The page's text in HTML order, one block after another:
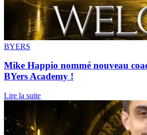
BYERS
Mike Happio nommé nouveau
BYers Academy !
Lire la suite